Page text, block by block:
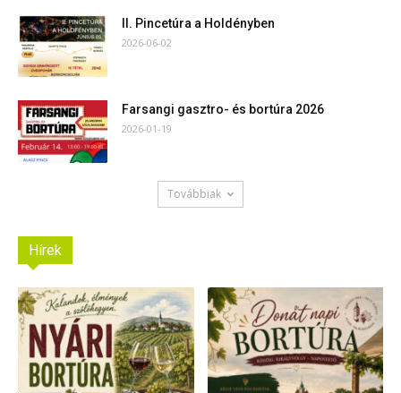
II. Pincetúra a Holdényben
2026-06-02
Farsangi gasztro- és bortúra 2026
2026-01-19
Továbbiak
Hírek